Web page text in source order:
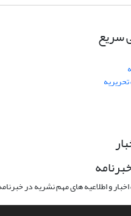
سریع
و اطلاعیه های مهم نشریه در